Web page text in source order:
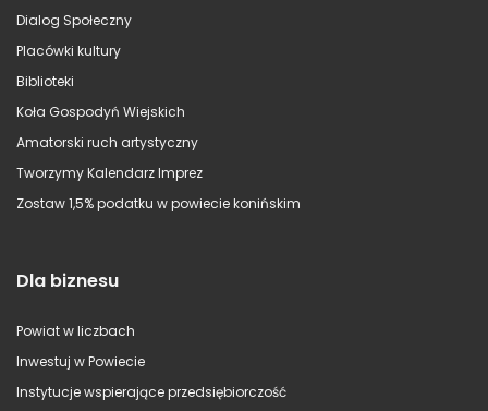
Dialog Społeczny
Placówki kultury
Biblioteki
Koła Gospodyń Wiejskich
Amatorski ruch artystyczny
Tworzymy Kalendarz Imprez
Zostaw 1,5% podatku w powiecie konińskim
Dla biznesu
Powiat w liczbach
Inwestuj w Powiecie
Instytucje wspierające przedsiębiorczość